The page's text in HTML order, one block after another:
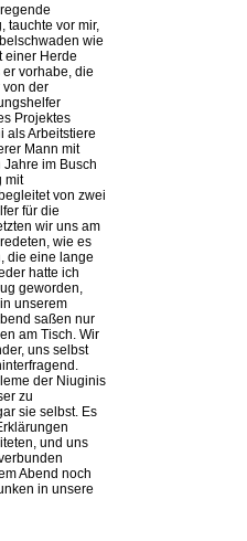
tauchte vor mir,
wie
einer Herde
vorhabe, die
von der
Projektes
als Arbeitstiere
Mann mit
im Busch
mit
von zwei
für die
wir uns am
wie es 
die eine lange
hatte ich
geworden,
unserem
saßen nur
am Tisch. Wir
uns selbst
der Niuginis
zu
sie selbst. Es
und uns
Abend noch
in unsere